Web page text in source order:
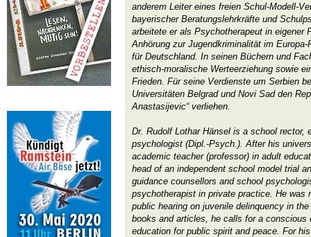
anderem Leiter eines freien Schul-Modell-
bayerischer Beratungslehrkräfte und
arbeitete er als Psychotherapeut in eigener
Anhörung zur Jugendkriminalität im
für Deutschland. In seinen Büchern und
ethisch-moralische Werteerziehung sowie
Frieden. Für seine Verdienste um Serbien
Universitäten Belgrad und Novi Sad den
Anastasijevic“ verliehen.
Dr. Rudolf Lothar Hänsel is a school rector,
psychologist (Dipl.-Psych.). After his
academic teacher (professor) in adult
head of an independent school model trial
guidance counsellors and school
psychotherapist in private practice. He was
public hearing on juvenile delinquency in
books and articles, he calls for a conscious
education for public spirit and peace. For